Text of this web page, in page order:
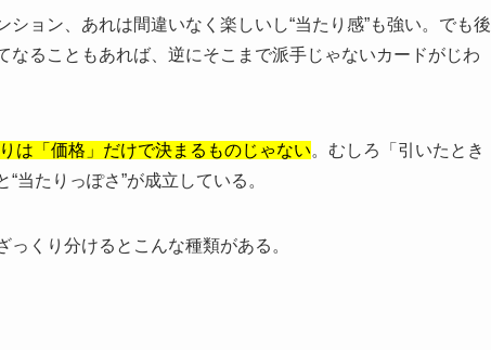
ョン、あれは間違いなく楽しいし“当たり感”も強い。でも後
ることもあれば、逆にそこまで派手じゃないカードがじわ
は「価格」だけで決まるものじゃない。むしろ「引いたとき
当たりっぽさ”が成立している。
くり分けるとこんな種類がある。